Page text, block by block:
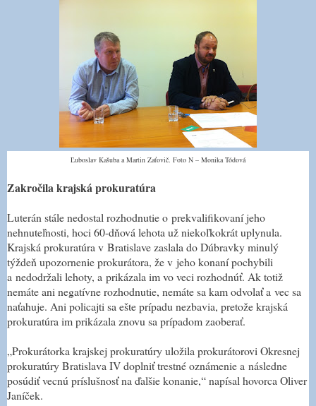
Ľuboslav Kašuba a Martin Zaťovič. Foto N – Monika Tódová
Zakročila krajská prokuratúra
Luterán stále nedostal rozhodnutie o prekvalifikovaní jeho
nehnuteľnosti, hoci 60-dňová lehota už niekoľkokrát uplynula.
Krajská prokuratúra v Bratislave zaslala do Dúbravky minulý
týždeň upozornenie prokurátora, že v jeho konaní pochybili
a nedodržali lehoty, a prikázala im vo veci rozhodnúť. Ak totiž
nemáte ani negatívne rozhodnutie, nemáte sa kam odvolať a vec sa
naťahuje. Ani policajti sa ešte prípadu nezbavia, pretože krajská
prokuratúra im prikázala znovu sa prípadom zaoberať.
„Prokurátorka krajskej prokuratúry uložila prokurátorovi Okresnej
prokuratúry Bratislava IV doplniť trestné oznámenie a následne
posúdiť vecnú príslušnosť na ďalšie konanie,“ napísal hovorca Oliver
Janíček.